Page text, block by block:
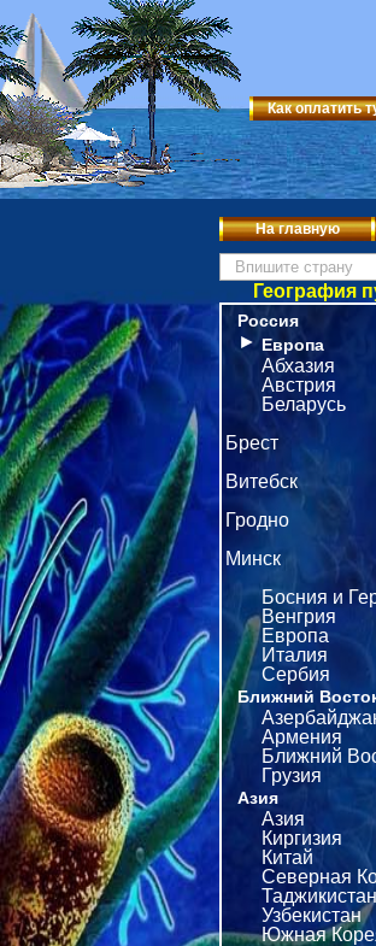
Как оплатить
На главную
География
Россия
► Европа
Абхазия
Австрия
Беларусь
Брест
Витебск
Гродно
Минск
Босния и
Венгрия
Европа
Италия
Сербия
Ближний
Армения
Ближний
Грузия
Азия
Азия
Киргизия
Китай
Северная
Таджикистан
Узбекистан
Южная